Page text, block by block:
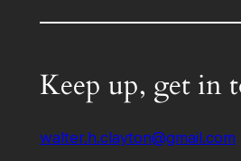
Keep up, get in
walter.h.clayton@gmail.com